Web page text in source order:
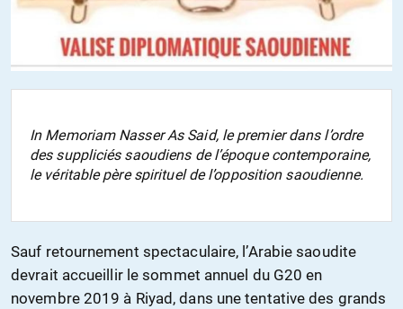
In Memoriam Nasser As Said, le premier dans l’ordre
des suppliciés saoudiens de l’époque contemporaine,
le véritable père spirituel de l’opposition saoudienne.
Sauf retournement spectaculaire, l’Arabie saoudite
devrait accueillir le sommet annuel du G20 en
novembre 2019 à Riyad, dans une tentative des grands